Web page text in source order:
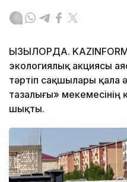
ҚЫЗЫЛОРДА.
экологиялық акциясы
тәртіп сақшылары қала
тазалығы»
шықты.